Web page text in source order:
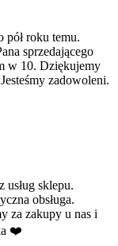
pół roku temu.
sprzedającego
w 10. Dziękujemy
zadowoleni.
sklepu.
obsługa.
za zakupy u nas i
❤️